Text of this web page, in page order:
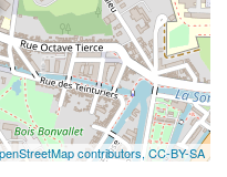
contributors, CC-BY-SA